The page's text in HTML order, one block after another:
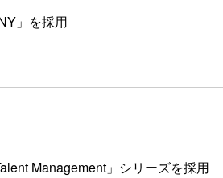
」を採用
Management」シリーズを採用